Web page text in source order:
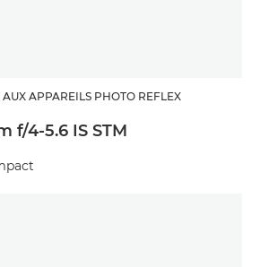
APPAREILS PHOTO REFLEX
f/4-5.6 IS STM